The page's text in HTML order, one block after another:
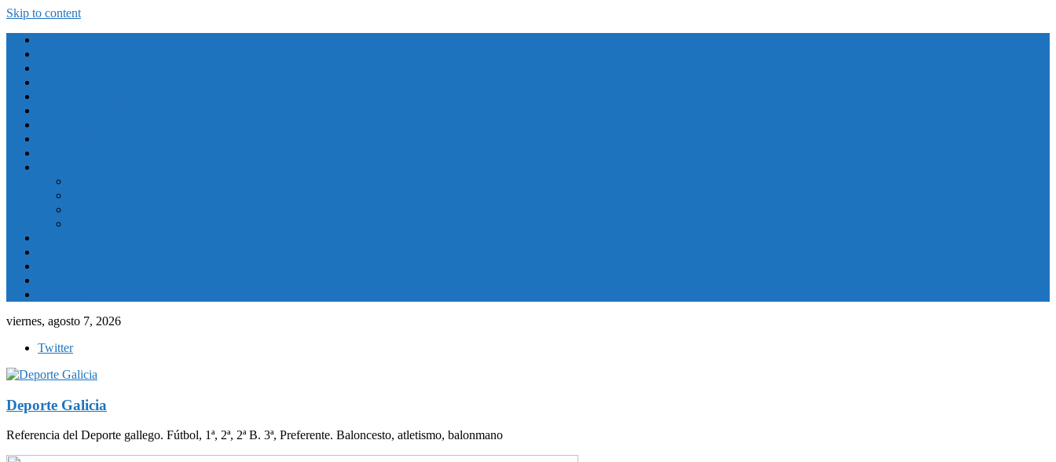
Skip to content
viernes, agosto 7, 2026
Twitter
Deporte Galicia
Referencia del Deporte gallego. Fútbol, 1ª, 2ª, 2ª B. 3ª, Preferente. Baloncesto, atletismo, balonmano